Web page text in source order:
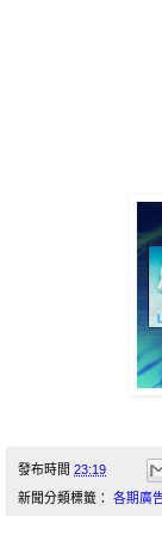
發布時間 23:19
新聞分類標籤： 各期廣